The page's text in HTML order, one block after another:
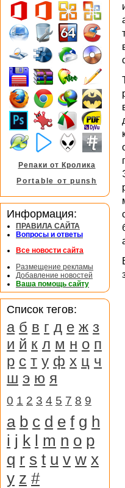
Репаки от Кролика
Portable от punsh
Информация:
ПРАВИЛА САЙТА
Вопросы и ответы
Все новости сайта
Размещение рекламы
Добавление новостей
Ваша помощь сайту
Список тегов:
а б в г д е ж з
и й к л м н о п
р с т у ф х ц ч
ш э ю я
0 1 2 3 4 5 7 8 9
a b c d e f g h
i j k l m n o p
q r s t u v w x
y z #